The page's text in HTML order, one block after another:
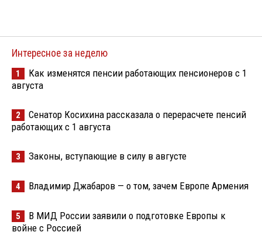
Интересное за неделю
1
Как изменятся пенсии работающих пенсионеров с 1
августа
2
Сенатор Косихина рассказала о перерасчете пенсий
работающих с 1 августа
3 Законы, вступающие в силу в августе
4 Владимир Джабаров — о том, зачем Европе Армения
5
В МИД России заявили о подготовке Европы к
войне с Россией